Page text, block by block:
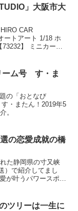
」大阪市大
CAR
ートアート 1/18 ホ
】 ミニカー大
ーム号 す・ま
の「おとなび
・またん！2019年5
。
の恋愛成就の橋
た静岡県の寸又峡
）で紹介してまし
が叶うパワースポッ
ツリーは一生に